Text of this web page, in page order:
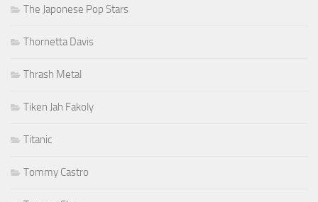
The Japonese Pop Stars
Thornetta Davis
Thrash Metal
Tiken Jah Fakoly
Titanic
Tommy Castro